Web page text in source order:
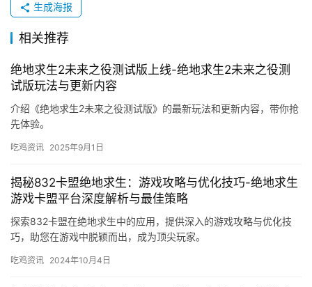
生成海报
相关推荐
绝地求生2未来之役测试版上线-绝地求生2未来之役测
试版玩法与更新内容
介绍《绝地求生2未来之役测试版》的最新玩法和更新内容，带你抢
先体验。
吃鸡资讯 2025年9月1日
揭秘832卡盟绝地求生：游戏攻略与优化技巧-绝地求生
游戏卡盟平台深度解析与最佳策略
探索832卡盟在绝地求生中的应用，提供深入的游戏攻略与优化技
巧，助您在游戏中脱颖而出，成为顶尖玩家。
吃鸡资讯 2024年10月4日